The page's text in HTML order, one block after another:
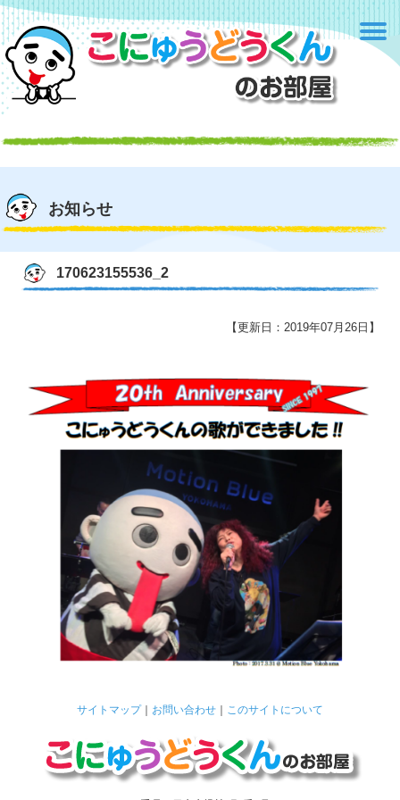
お知らせ
170623155536_2
【更新日：2019年07月26日】
サイトマップ｜ お問い合わせ ｜ このサイトについて